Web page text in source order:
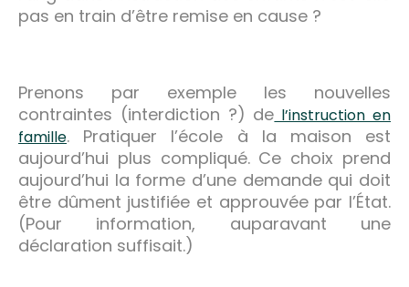
pas en train d’être remise en cause ?
Prenons par exemple les nouvelles
contraintes (interdiction ?) de l’instruction en
famille. Pratiquer l’école à la maison est
aujourd’hui plus compliqué. Ce choix prend
aujourd’hui la forme d’une demande qui doit
être dûment justifiée et approuvée par l’État.
(Pour information, auparavant une
déclaration suffisait.)